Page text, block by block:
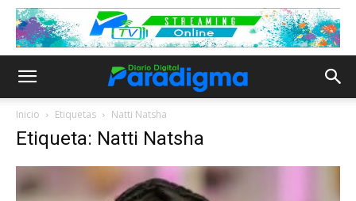
Inicio Etiquetas Natti Natsha
Etiqueta: Natti Natsha